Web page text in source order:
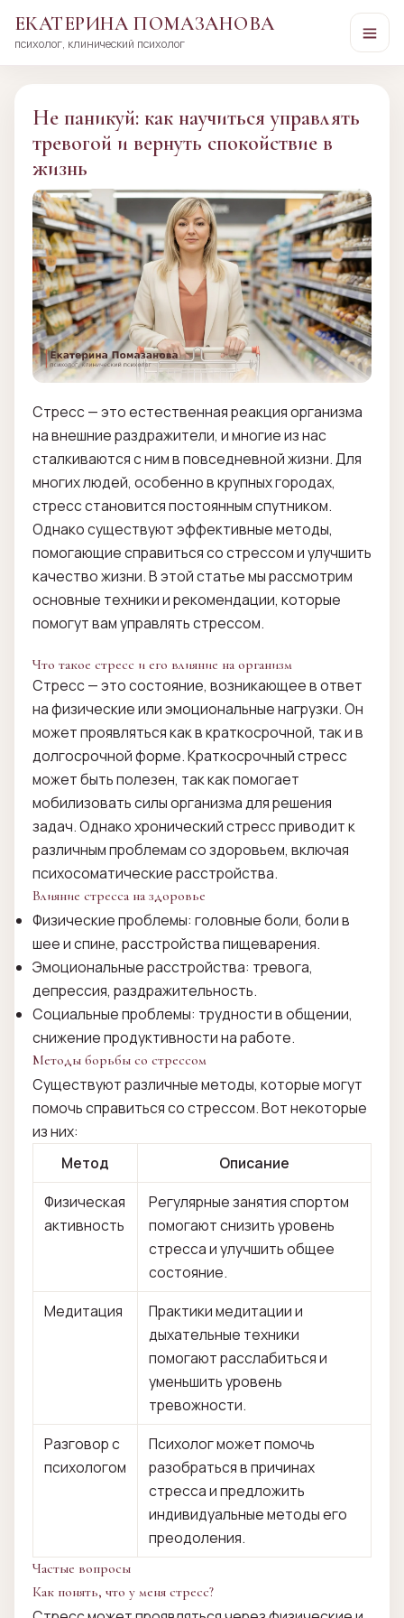
ЕКАТЕРИНА ПОМАЗАНОВА
психолог, клинический психолог
Не паникуй: как научиться управлять
тревогой и вернуть спокойствие в
жизнь
Стресс — это естественная реакция организма
на внешние раздражители, и многие из нас
сталкиваются с ним в повседневной жизни. Для
многих людей, особенно в крупных городах,
стресс становится постоянным спутником.
Однако существуют эффективные методы,
помогающие справиться со стрессом и улучшить
качество жизни. В этой статье мы рассмотрим
основные техники и рекомендации, которые
помогут вам управлять стрессом.
Что такое стресс и его влияние на организм
Стресс — это состояние, возникающее в ответ
на физические или эмоциональные нагрузки. Он
может проявляться как в краткосрочной, так и в
долгосрочной форме. Краткосрочный стресс
может быть полезен, так как помогает
мобилизовать силы организма для решения
задач. Однако хронический стресс приводит к
различным проблемам со здоровьем, включая
психосоматические расстройства.
Влияние стресса на здоровье
Физические проблемы: головные боли, боли в
шее и спине, расстройства пищеварения.
Эмоциональные расстройства: тревога,
депрессия, раздражительность.
Социальные проблемы: трудности в общении,
снижение продуктивности на работе.
Методы борьбы со стрессом
Существуют различные методы, которые могут
помочь справиться со стрессом. Вот некоторые
из них:
Метод
Описание
Физическая
активность
Регулярные занятия спортом
помогают снизить уровень
стресса и улучшить общее
состояние.
Медитация
Практики медитации и
дыхательные техники
помогают расслабиться и
уменьшить уровень
тревожности.
Разговор с
психологом
Психолог может помочь
разобраться в причинах
стресса и предложить
индивидуальные методы его
преодоления.
Частые вопросы
Как понять, что у меня стресс?